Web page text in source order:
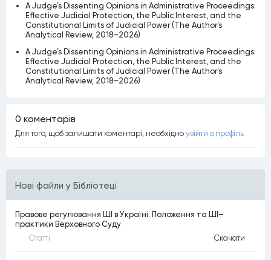
Нові файли у Бібліотеці
Правове регулювання ШІ в Україні. Положення та ШІ–
практики Верховного Суду
Статтi Скачати
A Judge’s Dissenting Opinions in Administrative Proceedings:
Effective Judicial Protection, the Public Interest, and the
Constitutional Limits of Judicial Power (The Author’s
Analytical Review, 2018–2026)
A Judge’s Dissenting Opinions in Administrative Proceedings:
Effective Judicial Protection, the Public Interest, and the
Constitutional Limits of Judicial Power (The Author’s
Analytical Review, 2018–2026)
0 коментарiв
Для того, щоб залишати коментарi, необхiдно увiйти в профiль